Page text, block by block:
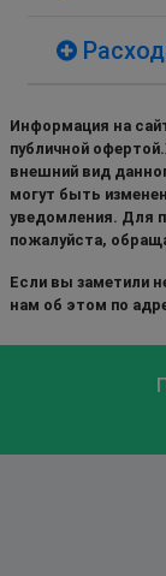
Информация на
публичной
внешний вид
могут быть
уведомления. Для
пожалуйста,
Если вы заметили
нам об этом по